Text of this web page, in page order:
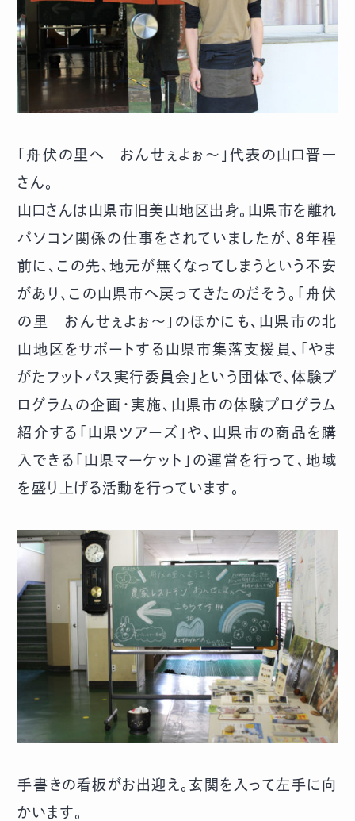
「舟伏の里へ おんせぇよぉ～」代表の山口晋一
さん。
山口さんは山県市旧美山地区出身。山県市を離れ
パソコン関係の仕事をされていましたが、8年程
前に、この先、地元が無くなってしまうという不安
があり、この山県市へ戻ってきたのだそう。「舟伏
の里 おんせぇよぉ～」のほかにも、山県市の北
山地区をサポートする山県市集落支援員、「やま
がたフットパス実行委員会」という団体で、体験プ
ログラムの企画・実施、山県市の体験プログラム
紹介する「山県ツアーズ」や、山県市の商品を購
入できる「山県マーケット」の運営を行って、地域
を盛り上げる活動を行っています。
手書きの看板がお出迎え。玄関を入って左手に向
かいます。